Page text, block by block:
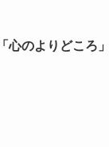
心のよりどころ